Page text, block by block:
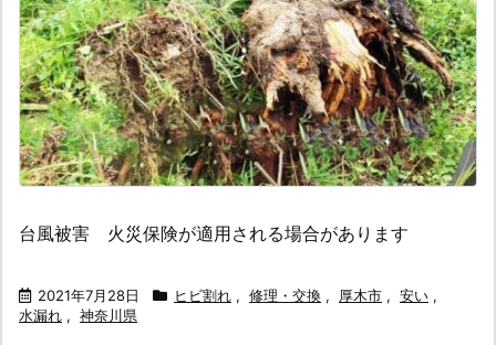
台風被害 火災保険が適用される場合があります
2021年7月28日 ヒビ割れ , 修理・交換 , 厚木市 , 安い ,
水漏れ , 神奈川県